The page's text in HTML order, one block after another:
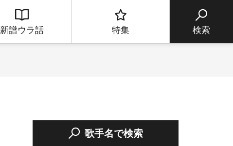
新譜ウラ話 特集 検索
歌手名で検索